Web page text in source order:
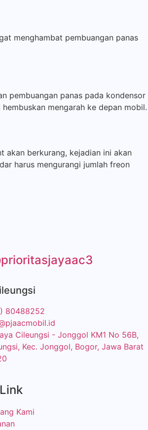
menghambat pembuangan panas
pembuangan panas pada kondensor
mengarah ke depan mobil.
akan berkurang, kejadian ini akan
harus mengurangi jumlah freon
80488252
Cileungsi - Jonggol KM1 No 56B,
Kec. Jonggol, Bogor, Jawa Barat
Kami